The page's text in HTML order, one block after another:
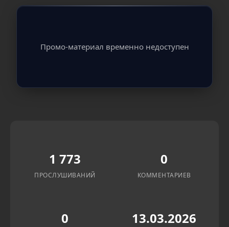
Промо-материал временно недоступен
1 773
ПРОСЛУШИВАНИЙ
0
КОММЕНТАРИЕВ
0 13.03.2026